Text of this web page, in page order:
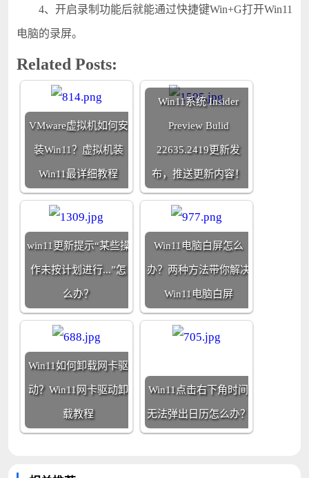
4、开启录制功能后就能通过快捷键Win+G打开Win11
电脑的录屏。
Related Posts:
VMware虚拟机如何安
装Win11？虚拟机装
Win11最详细教程
Win11系统 Insider
Preview Bulid
22635.2419更新发
布，推送更新内容！
win11更新提示“某些操
作未按计划进行...”怎
么办？
Win11电脑白屏怎么
办？两种方法带你解决
Win11电脑白屏
Win11如何卸载网卡驱
动？Win11网卡驱动卸
载教程
Win11点击右下角时间
无法弹出日历怎么办？